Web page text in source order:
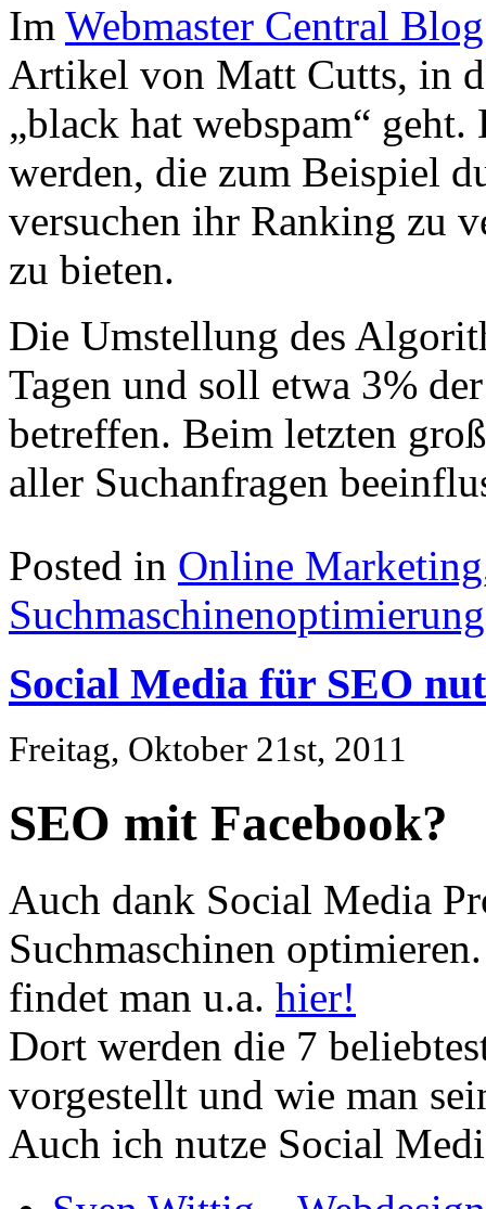
Im Webmaster Central Blog
Artikel von Matt Cutts, in
„black hat webspam“
werden, die zum Beispiel
versuchen ihr Ranking zu
zu bieten.
Die Umstellung des
Tagen und soll etwa 3%
betreffen. Beim letzten
aller Suchanfragen
Posted in Online Marketing
Suchmaschinenoptimierung
Social Media für SEO
Freitag, Oktober 21st, 2011
SEO mit Facebook?
Auch dank Social Media
Suchmaschinen
findet man u.a. hier!
Dort werden die 7
vorgestellt und wie man
Auch ich nutze Social